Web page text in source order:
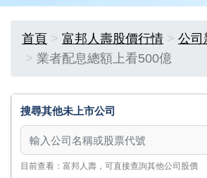
首頁 富邦人壽股價行情
公司
業者配息總額上看500億
搜尋其他未上市公司
搜尋其他未上市公司
目前查看：富邦人壽，可直接查詢其他公司股價